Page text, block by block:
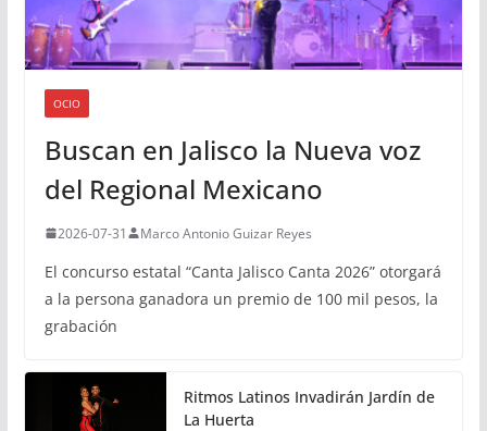
OCIO
Buscan en Jalisco la Nueva voz
del Regional Mexicano
2026-07-31 Marco Antonio Guizar Reyes
El concurso estatal “Canta Jalisco Canta 2026” otorgará
a la persona ganadora un premio de 100 mil pesos, la
grabación
Ritmos Latinos Invadirán Jardín de
La Huerta